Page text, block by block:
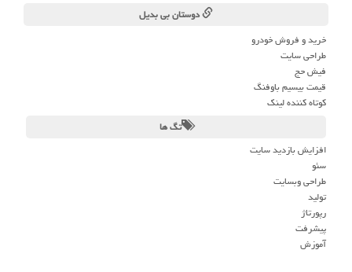
دوستان بی بدیل
خرید و فروش خودرو
طراحی سایت
فیش حج
قیمت بیسیم باوفنگ
کوتاه کننده لینک
تگ ها
افزایش بازدید سایت
سئو
طراحی وبسایت
تولید
رپورتاژ
پیشرفت
آموزش